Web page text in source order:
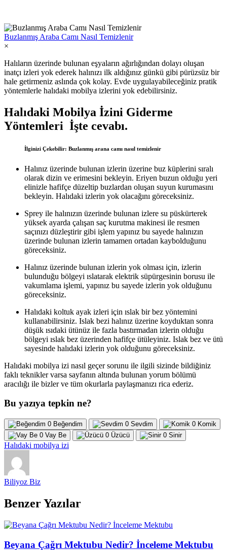
Buzlanmış Araba Camı Nasıl Temizlenir
×
Halıların üzerinde bulunan eşyaların ağırlığından dolayı oluşan
inatçı izleri yok ederek halınızı ilk aldığınız günkü gibi pürüzsüz bir
hale getirmeniz aslında çok kolay. Evde uygulayabileceğiniz pratik
yöntemlerle halıdaki mobilya izlerini yok edebilirsiniz.
Halıdaki Mobilya İzini Giderme
Yöntemleri İşte cevabı.
İlginizi Çekebilir: Buzlanmış arana camı nasıl temizlenir
Halınız üzerinde bulunan izlerin üzerine buz küplerini sıralı
olarak dizin ve erimesini bekleyin. Eriyen buzun olduğu yeri
elinizle hafifçe düzeltip buzlardan oluşan suyun kurumasını
bekleyin. Halıdaki izlerin yok olacağını göreceksiniz.
Sprey ile halınızın üzerinde bulunan izlere su püskürterek
yüksek ayarda çalışan saç kurutma makinesi ile resmen
saçınızı düzleştirir gibi işlem yapınız bu sayede halınızın
üzerinde bulunan izlerin tamamen ortadan kaybolduğunu
göreceksiniz.
Halınız üzerinde bulunan izlerin yok olması için, izlerin
bulunduğu bölgeyi ıslatarak elektrik süpürgesinin borusu ile
vakumlama işlemi, yapınız bu sayede izlerin yok olduğunu
göreceksiniz.
Halıdaki koltuk ayak izleri için ıslak bir bez yöntemini
kullanabilirsiniz. Islak bezi halınız üzerine koyduktan sonra
düşük ısıdaki ütünüz ile fazla bastırmadan izlerin olduğu
bölgeyi ıslak bez üzerinden hafifçe ütüleyiniz. Islak bez ve ütü
sayesinde halıdaki izlerin yok olduğunu göreceksiniz.
Halıdaki mobilya izi nasıl geçer sorunu ile ilgili sizinde bildiğiniz
faklı teknikler varsa sayfanın altında bulunan yorum bölümü
aracılığı ile bizler ve tüm okurlarla paylaşmanızı rica ederiz.
Bu yazıya tepkin ne?
0 Beğendim 0 Sevdim 0 Komik
0 Vay Be 0 Üzücü 0 Sinir
Halıdaki mobilya izi
Biliyoz Biz
Benzer Yazılar
Beyana Çağrı Mektubu Nedir? İnceleme Mektubu